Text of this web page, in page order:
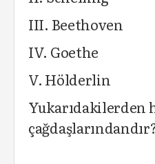
III. Beethoven
IV. Goethe
V. Hölderlin
Yukarıdakilerden